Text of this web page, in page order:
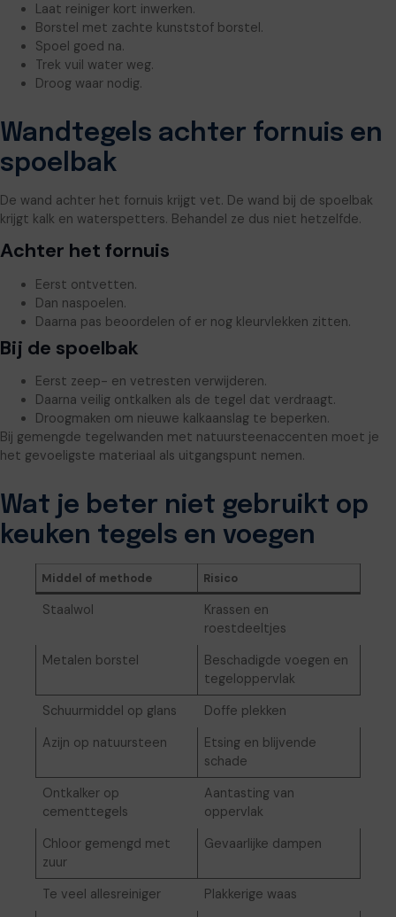
Laat reiniger kort inwerken.
Borstel met zachte kunststof borstel.
Spoel goed na.
Trek vuil water weg.
Droog waar nodig.
Wandtegels achter fornuis en
spoelbak
De wand achter het fornuis krijgt vet. De wand bij de spoelbak
krijgt kalk en waterspetters. Behandel ze dus niet hetzelfde.
Achter het fornuis
Eerst ontvetten.
Dan naspoelen.
Daarna pas beoordelen of er nog kleurvlekken zitten.
Bij de spoelbak
Eerst zeep- en vetresten verwijderen.
Daarna veilig ontkalken als de tegel dat verdraagt.
Droogmaken om nieuwe kalkaanslag te beperken.
Bij gemengde tegelwanden met natuursteenaccenten moet je
het gevoeligste materiaal als uitgangspunt nemen.
Wat je beter niet gebruikt op
keuken tegels en voegen
Middel of methode Risico
Staalwol
Krassen en
roestdeeltjes
Metalen borstel
Beschadigde voegen en
tegeloppervlak
Schuurmiddel op glans
Doffe plekken
Azijn op natuursteen
Etsing en blijvende
schade
Ontkalker op
cementtegels
Aantasting van
oppervlak
Chloor gemengd met
zuur
Gevaarlijke dampen
Te veel allesreiniger
Plakkerige waas